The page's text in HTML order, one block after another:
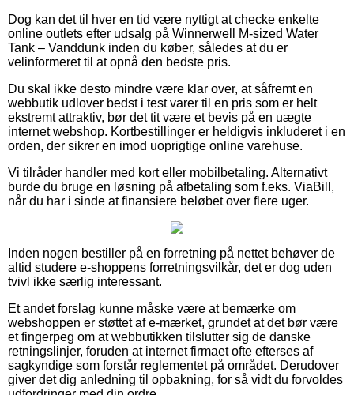
Dog kan det til hver en tid være nyttigt at checke enkelte
online outlets efter udsalg på Winnerwell M-sized Water
Tank – Vanddunk inden du køber, således at du er
velinformeret til at opnå den bedste pris.
Du skal ikke desto mindre være klar over, at såfremt en
webbutik udlover bedst i test varer til en pris som er helt
ekstremt attraktiv, bør det tit være et bevis på en uægte
internet webshop. Kortbestillinger er heldigvis inkluderet i en
orden, der sikrer en imod uoprigtige online varehuse.
Vi tilråder handler med kort eller mobilbetaling. Alternativt
burde du bruge en løsning på afbetaling som f.eks. ViaBill,
når du har i sinde at finansiere beløbet over flere uger.
Inden nogen bestiller på en forretning på nettet behøver de
altid studere e-shoppens forretningsvilkår, det er dog uden
tvivl ikke særlig interessant.
Et andet forslag kunne måske være at bemærke om
webshoppen er støttet af e-mærket, grundet at det bør være
et fingerpeg om at webbutikken tilslutter sig de danske
retningslinjer, foruden at internet firmaet ofte efterses af
sagkyndige som forstår reglementet på området. Derudover
giver det dig anledning til opbakning, for så vidt du forvoldes